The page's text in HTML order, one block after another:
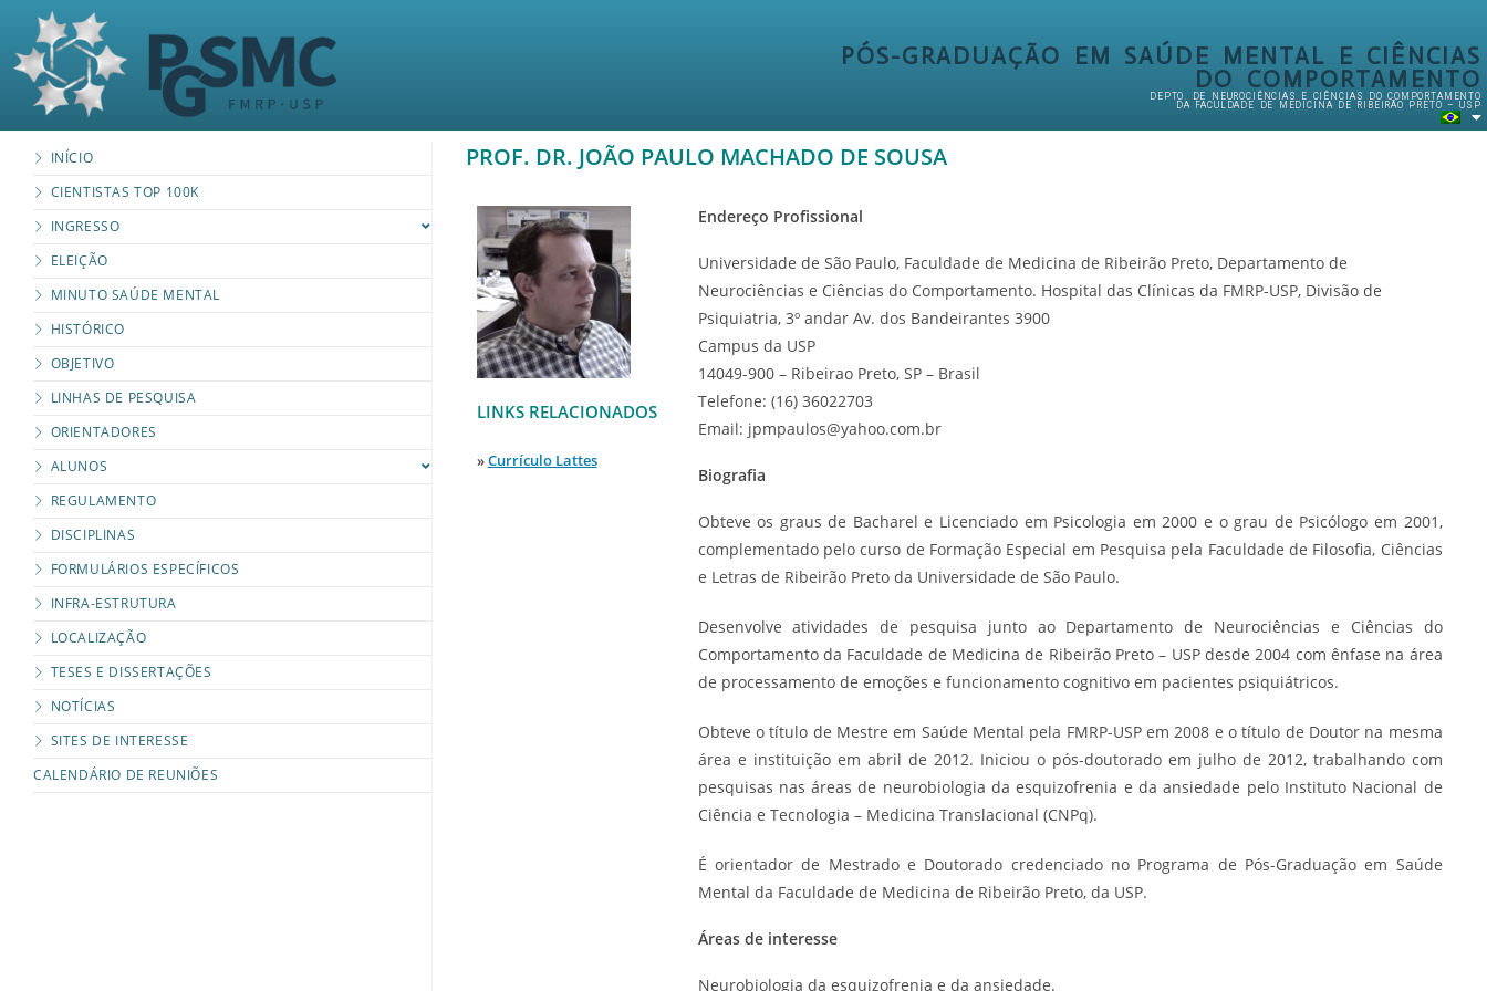
PÓS-GRADUAÇÃO EM SAÚDE MENTAL E CIÊNCIAS
DO COMPORTAMENTO
DEPTO. DE NEUROCIÊNCIAS E CIÊNCIAS DO COMPORTAMENTO
DA FACULDADE DE MEDICINA DE RIBEIRÃO PRETO – USP
INÍCIO
CIENTISTAS TOP 100K
INGRESSO
ELEIÇÃO
MINUTO SAÚDE MENTAL
HISTÓRICO
OBJETIVO
LINHAS DE PESQUISA
ORIENTADORES
ALUNOS
REGULAMENTO
DISCIPLINAS
FORMULÁRIOS ESPECÍFICOS
INFRA-ESTRUTURA
LOCALIZAÇÃO
TESES E DISSERTAÇÕES
NOTÍCIAS
SITES DE INTERESSE
CALENDÁRIO DE REUNIÕES
PROF. DR. JOÃO PAULO MACHADO DE SOUSA
LINKS RELACIONADOS
»Currículo Lattes
Endereço Profissional
Universidade de São Paulo, Faculdade de Medicina de Ribeirão Preto, Departamento de
Neurociências e Ciências do Comportamento. Hospital das Clínicas da FMRP-USP, Divisão de
Psiquiatria, 3º andar Av. dos Bandeirantes 3900
Campus da USP
14049-900 – Ribeirao Preto, SP – Brasil
Telefone: (16) 36022703
Email: jpmpaulos@yahoo.com.br
Biografia
Obteve os graus de Bacharel e Licenciado em Psicologia em 2000 e o grau de Psicólogo em 2001,
complementado pelo curso de Formação Especial em Pesquisa pela Faculdade de Filosofia, Ciências
e Letras de Ribeirão Preto da Universidade de São Paulo.
Desenvolve atividades de pesquisa junto ao Departamento de Neurociências e Ciências do
Comportamento da Faculdade de Medicina de Ribeirão Preto – USP desde 2004 com ênfase na área
de processamento de emoções e funcionamento cognitivo em pacientes psiquiátricos.
Obteve o título de Mestre em Saúde Mental pela FMRP-USP em 2008 e o título de Doutor na mesma
área e instituição em abril de 2012. Iniciou o pós-doutorado em julho de 2012, trabalhando com
pesquisas nas áreas de neurobiologia da esquizofrenia e da ansiedade pelo Instituto Nacional de
Ciência e Tecnologia – Medicina Translacional (CNPq).
É orientador de Mestrado e Doutorado credenciado no Programa de Pós-Graduação em Saúde
Mental da Faculdade de Medicina de Ribeirão Preto, da USP.
Áreas de interesse
Neurobiologia da esquizofrenia e da ansiedade.